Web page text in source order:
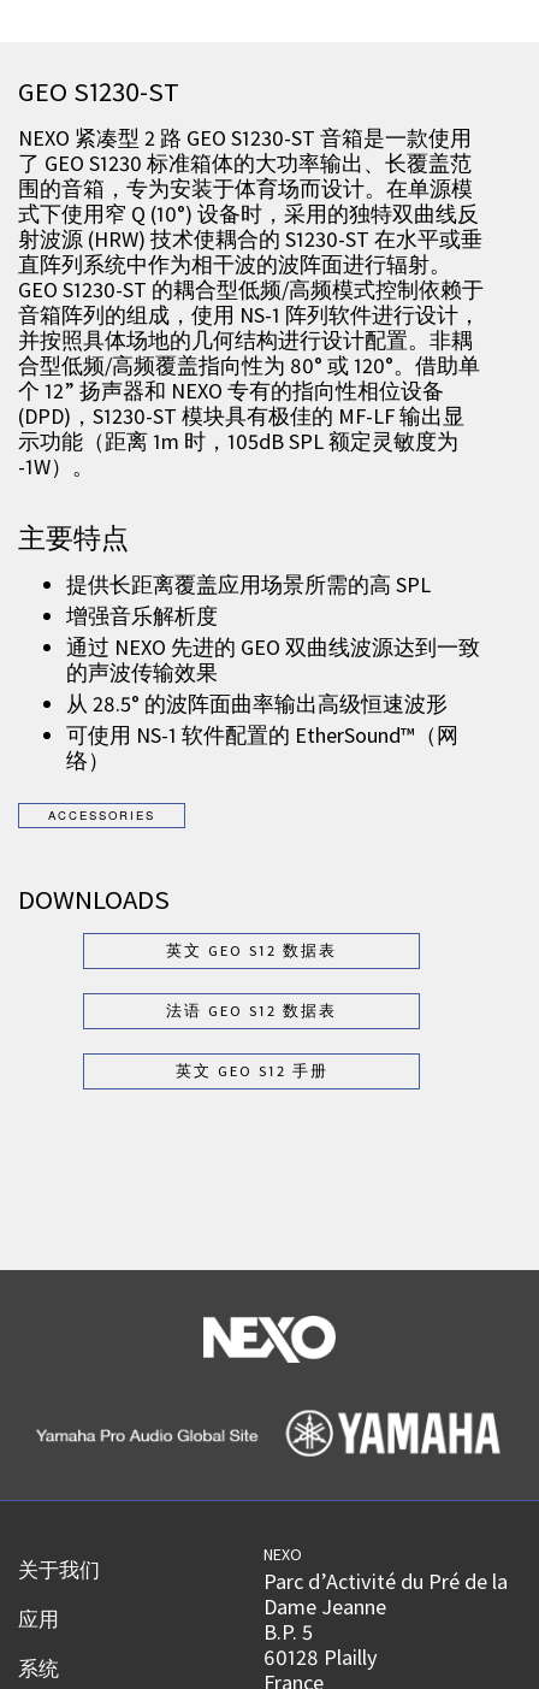
GEO S1230-ST
NEXO 紧凑型 2 路 GEO S1230-ST 音箱是一款使用
了 GEO S1230 标准箱体的大功率输出、长覆盖范
围的音箱，专为安装于体育场而设计。在单源模
式下使用窄 Q (10°) 设备时，采用的独特双曲线反
射波源 (HRW) 技术使耦合的 S1230-ST 在水平或垂
直阵列系统中作为相干波的波阵面进行辐射。
GEO S1230-ST 的耦合型低频/高频模式控制依赖于
音箱阵列的组成，使用 NS-1 阵列软件进行设计，
并按照具体场地的几何结构进行设计配置。非耦
合型低频/高频覆盖指向性为 80° 或 120°。借助单
个 12” 扬声器和 NEXO 专有的指向性相位设备
(DPD)，S1230-ST 模块具有极佳的 MF-LF 输出显
示功能（距离 1m 时，105dB SPL 额定灵敏度为
-1W）。
主要特点
提供长距离覆盖应用场景所需的高 SPL
增强音乐解析度
通过 NEXO 先进的 GEO 双曲线波源达到一致
的声波传输效果
从 28.5° 的波阵面曲率输出高级恒速波形
可使用 NS-1 软件配置的 EtherSound™（网
络）
DOWNLOADS
英文 GEO S12 数据表
法语 GEO S12 数据表
英文 GEO S12 手册
关于我们
应用
系统
NEXO
Parc d’Activité du Pré de la
Dame Jeanne
B.P. 5
60128 Plailly
France